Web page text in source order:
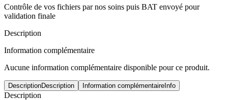
Contrôle de vos fichiers par nos soins puis BAT envoyé pour
validation finale
Description
Information complémentaire
Aucune information complémentaire disponible pour ce produit.
DescriptionDescription Information complémentaireInfo
Description